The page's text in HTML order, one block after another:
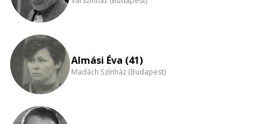
Almási Éva (41)
Madách Színház (Budapest)